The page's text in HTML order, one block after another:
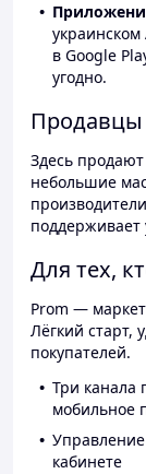
украинском
в Google
угодно.
Продавцы
Здесь
небольшие
поддерживает
Для тех,
Prom —
Лёгкий старт,
покупателей.
Три канала
мобильное
кабинете